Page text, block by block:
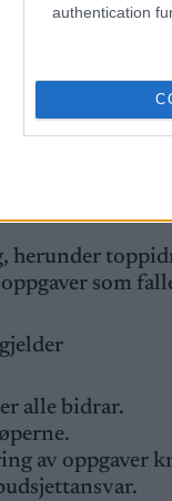
authentication
gjelder
herunder
som
alle bidrar.
av oppgaver